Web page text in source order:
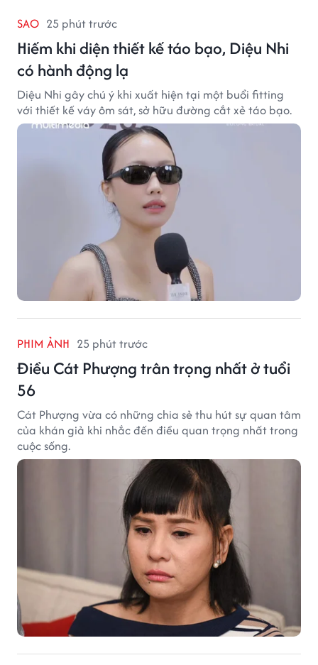
SAO 25 phút trước
Hiếm khi diện thiết kế táo bạo, Diệu Nhi
có hành động lạ
Diệu Nhi gây chú ý khi xuất hiện tại một buổi fitting
với thiết kế váy ôm sát, sở hữu đường cắt xẻ táo bạo.
PHIM ẢNH 25 phút trước
Điều Cát Phượng trân trọng nhất ở tuổi
56
Cát Phượng vừa có những chia sẻ thu hút sự quan tâm
của khán giả khi nhắc đến điều quan trọng nhất trong
cuộc sống.